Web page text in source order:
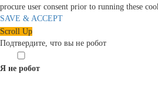
procure user consent prior to running these
SAVE & ACCEPT
Scroll Up
Подтвердите, что вы не робот
Я не робот